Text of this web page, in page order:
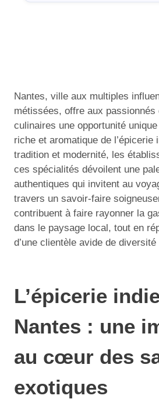
Nantes, ville aux multiples
métissées, offre aux passionnés
culinaires une opportunité
riche et aromatique de l’épicerie
tradition et modernité, les
ces spécialités dévoilent une
authentiques qui invitent au
travers un savoir-faire
contribuent à faire rayonner la
dans le paysage local, tout en
d’une clientèle avide de
L’épicerie
Nantes : une
au cœur des
exotiques